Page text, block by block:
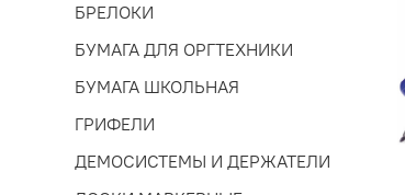
БРЕЛОКИ
БУМАГА ДЛЯ ОРГТЕХНИКИ
БУМАГА ШКОЛЬНАЯ
ГРИФЕЛИ
ДЕМОСИСТЕМЫ И ДЕРЖАТЕЛИ